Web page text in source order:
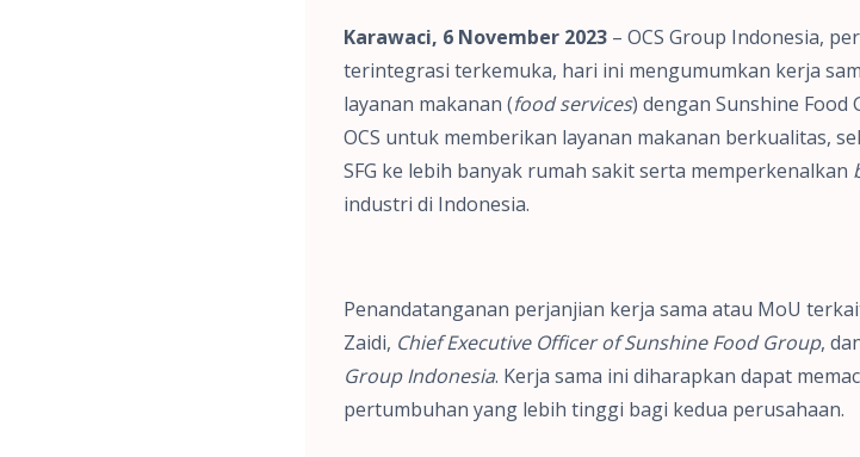
Karawaci, 6 November 2023 – OCS Group Indonesia,
terintegrasi terkemuka, hari ini mengumumkan kerja
layanan makanan (food services) dengan Sunshine Food
OCS untuk memberikan layanan makanan berkualitas,
SFG ke lebih banyak rumah sakit serta memperkenalkan
industri di Indonesia.
Penandatanganan perjanjian kerja sama atau MoU
Zaidi, Chief Executive Officer of Sunshine Food Group,
Group Indonesia. Kerja sama ini diharapkan dapat
pertumbuhan yang lebih tinggi bagi kedua perusahaan.